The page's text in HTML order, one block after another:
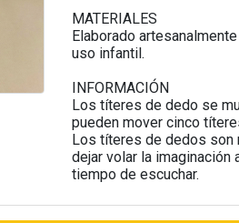
MATERIALES
Elaborado
uso infantil.
INFORMACIÓN
Los títeres de dedo se
pueden mover cinco
Los títeres de dedos son
dejar volar la imaginación
tiempo de escuchar.